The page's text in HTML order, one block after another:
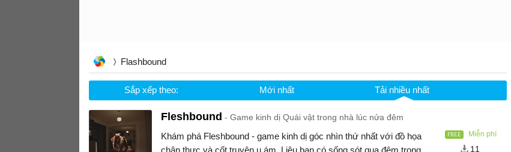
Flashbound
Sắp xếp theo: Mới nhất Tải nhiều nhất
Fleshbound Game kinh dị Quái vật trong nhà lúc nửa đêm
Khám phá Fleshbound - game kinh dị góc nhìn thứ nhất với đồ họa
chân thực và cốt truyện u ám. Liệu bạn có sống sót qua đêm trong
Miễn phí
11